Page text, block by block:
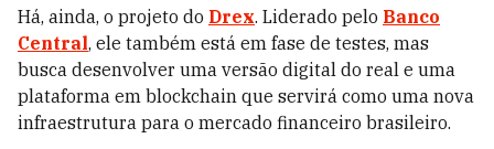
Há, ainda, o projeto do Drex. Liderado pelo Banco
Central, ele também está em fase de testes, mas
busca desenvolver uma versão digital do real e uma
plataforma em blockchain que servirá como uma nova
infraestrutura para o mercado financeiro brasileiro.